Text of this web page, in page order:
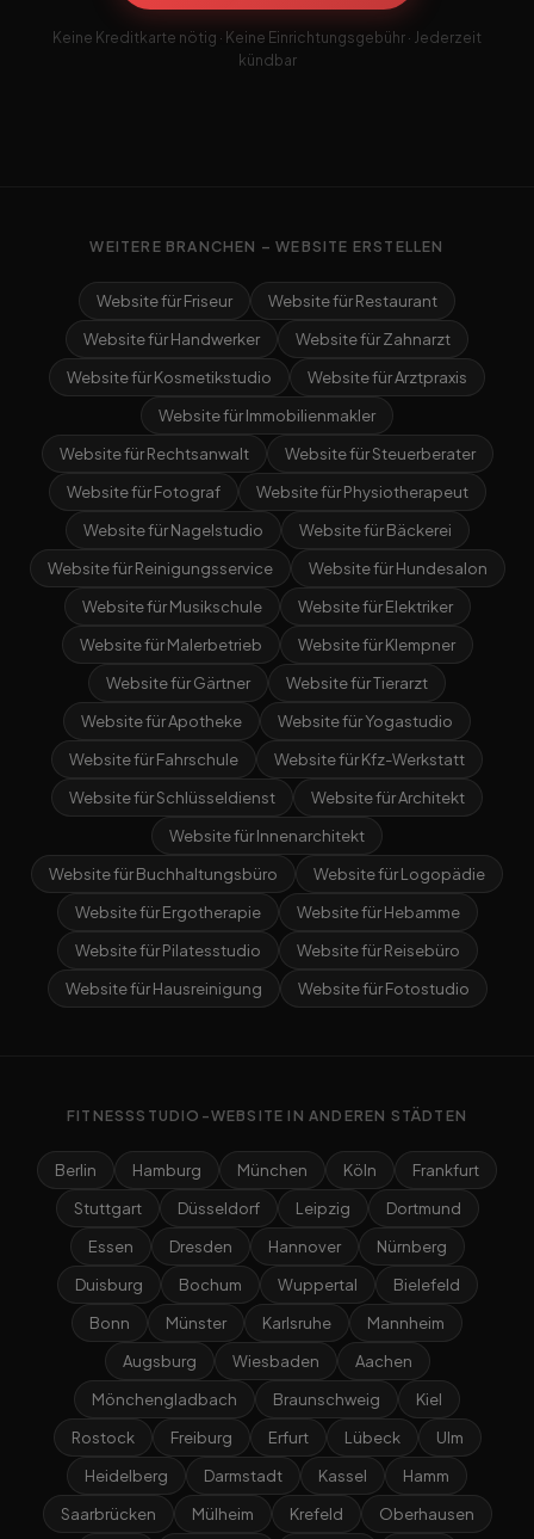
Keine Kreditkarte nötig · Keine Einrichtungsgebühr · Jederzeit
kündbar
WEITERE BRANCHEN – WEBSITE ERSTELLEN
Website für Friseur
Website für Restaurant
Website für Handwerker
Website für Zahnarzt
Website für Kosmetikstudio
Website für Arztpraxis
Website für Immobilienmakler
Website für Rechtsanwalt
Website für Steuerberater
Website für Fotograf
Website für Physiotherapeut
Website für Nagelstudio
Website für Bäckerei
Website für Reinigungsservice
Website für Hundesalon
Website für Musikschule
Website für Elektriker
Website für Malerbetrieb
Website für Klempner
Website für Gärtner
Website für Tierarzt
Website für Apotheke
Website für Yogastudio
Website für Fahrschule
Website für Kfz-Werkstatt
Website für Schlüsseldienst
Website für Architekt
Website für Innenarchitekt
Website für Buchhaltungsbüro
Website für Logopädie
Website für Ergotherapie
Website für Hebamme
Website für Pilatesstudio
Website für Reisebüro
Website für Hausreinigung
Website für Fotostudio
FITNESSSTUDIO-WEBSITE IN ANDEREN STÄDTEN
Berlin Hamburg München Köln
Frankfurt
Stuttgart
Düsseldorf Leipzig
Dortmund
Essen
Dresden Hannover
Nürnberg
Duisburg
Bochum Wuppertal
Bielefeld
Bonn
Münster Karlsruhe
Mannheim
Augsburg
Wiesbaden
Aachen
Mönchengladbach
Braunschweig
Kiel
Rostock
Freiburg Erfurt Lübeck
Ulm
Heidelberg
Darmstadt Kassel
Hamm
Saarbrücken
Mülheim Krefeld Oberhausen